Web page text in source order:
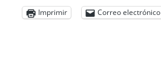
Imprimir Correo electrónico